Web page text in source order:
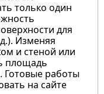
только один
для
Изменяя
и стеной или
площадь
Готовые работы
на сайте